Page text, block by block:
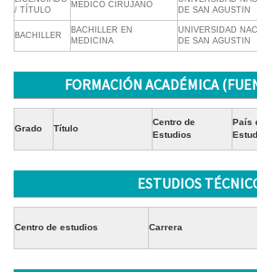
/ TÍTULO
MEDICO CIRUJANO
DE SAN AGUSTIN
BACHILLER
BACHILLER EN
MEDICINA
UNIVERSIDAD
DE SAN AGUSTIN
FORMACIÓN ACADÉMICA
Grado Título
Centro de
Estudios
País
ESTUDIOS
Centro de estudios Carrera